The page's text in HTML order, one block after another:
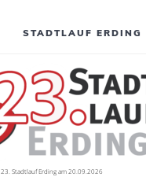
STADTLAUF ERDING
23. Stadtlauf Erding am 20.09.2026